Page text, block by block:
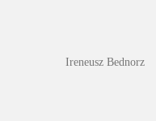
Ireneusz Bednorz